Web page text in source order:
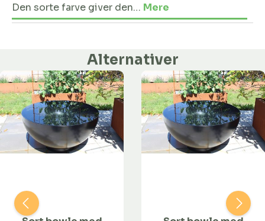
Den sorte farve giver den… Mere
Alternativer